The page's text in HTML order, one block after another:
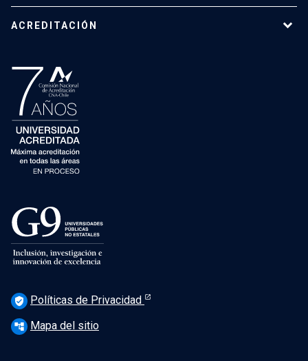
ACREDITACIÓN
verified_user Políticas de Privacidad
account_tree Mapa del sitio